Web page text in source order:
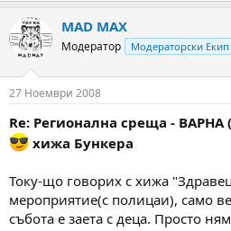
MAD MAX
Модератор Модераторски Екип
27 Ноември 2008
Re: Регионална среща - ВАРНА
хижа Бункера
Току-що говорих с хижа
мероприятие(с полицаи), само
събота е заета с деца. Просто